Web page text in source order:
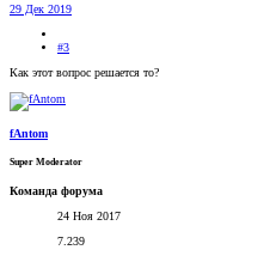
29 Дек 2019
#3
Как этот вопрос решается то?
fAntom
Super Moderator
Команда форума
24 Ноя 2017
7.239